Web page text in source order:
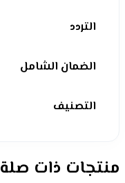
التردد
الضمان الشامل
التصنيف
منتجات ذات صلة